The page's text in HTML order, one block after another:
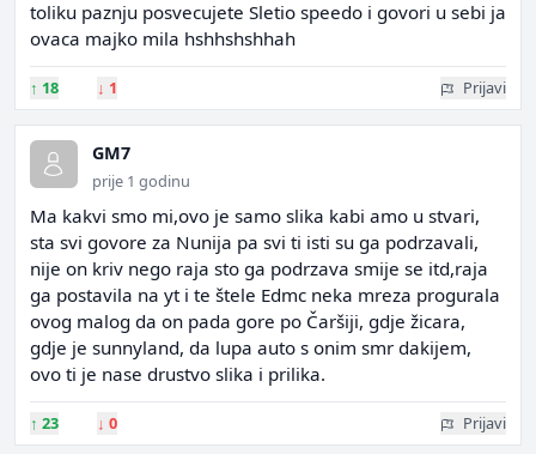
toliku paznju posvecujete Sletio speedo i govori u sebi ja
ovaca majko mila hshhshshhah
↑ 18 ↓ 1 Prijavi
GM7
prije 1 godinu
Ma kakvi smo mi,ovo je samo slika kabi amo u stvari,
sta svi govore za Nunija pa svi ti isti su ga podrzavali,
nije on kriv nego raja sto ga podrzava smije se itd,raja
ga postavila na yt i te štele Edmc neka mreza progurala
ovog malog da on pada gore po Čaršiji, gdje žicara,
gdje je sunnyland, da lupa auto s onim smr dakijem,
ovo ti je nase drustvo slika i prilika.
↑ 23 ↓ 0 Prijavi